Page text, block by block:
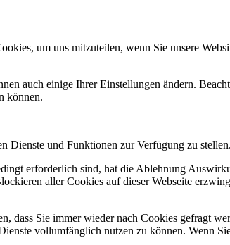
um uns mitzuteilen, wenn Sie unsere
auch einige Ihrer Einstellungen ändern.
können.
Dienste und Funktionen zur Verfügung zu stellen.
erforderlich sind, hat die Ablehnung
aller Cookies auf dieser Webseite
dass Sie immer wieder nach Cookies gefragt
vollumfänglich nutzen zu können. Wenn